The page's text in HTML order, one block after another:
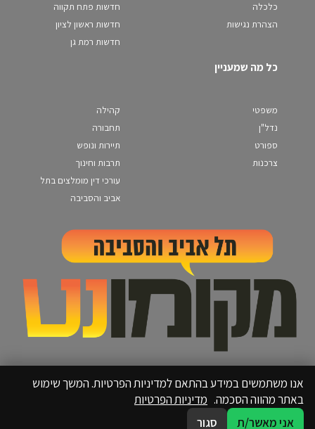
כלכלה
הצהרת נגישות
חדשות פתח תקווה
חדשות ראשון לציון
חדשות רמת גן
כל מה שמעניין
משפטי
נדל"ן
ספורט
צרכנות
קהילה
תחבורה
תיירות ונופש
תרבות וחינוך
עורכי דין מומלצים בתל
אביב והסביבה
אנו משתמשים במידע בהתאם למדיניות הפרטיות. המשך שימוש
באתר מהווה הסכמה. מדיניות הפרטיות
אני מאשר/ת
סגור